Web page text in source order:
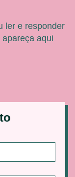
ler e responder
aqui